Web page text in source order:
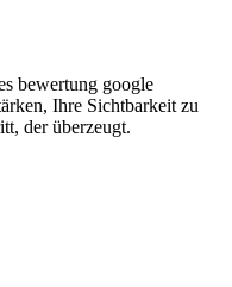
bewertung google
Ihre Sichtbarkeit zu
der überzeugt.